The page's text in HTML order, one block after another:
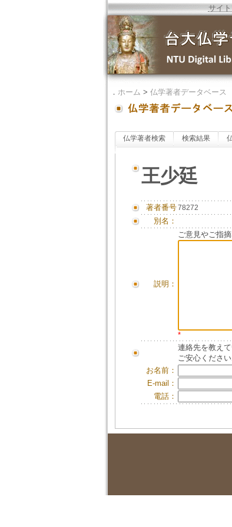
サイ
． ホーム > 仏学著者データベース
仏学著者検索 検索結果
王少廷
著者番号78272
別名：
説明：
ご意見やご指
*
連絡先を教え
ご安心ください
お名前：
E-mail：
電話：